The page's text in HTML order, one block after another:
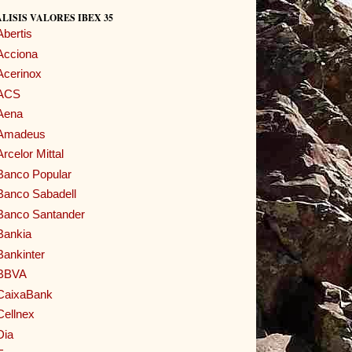
VALORES IBEX 35
Mittal
Popular
Sabadell
Santander